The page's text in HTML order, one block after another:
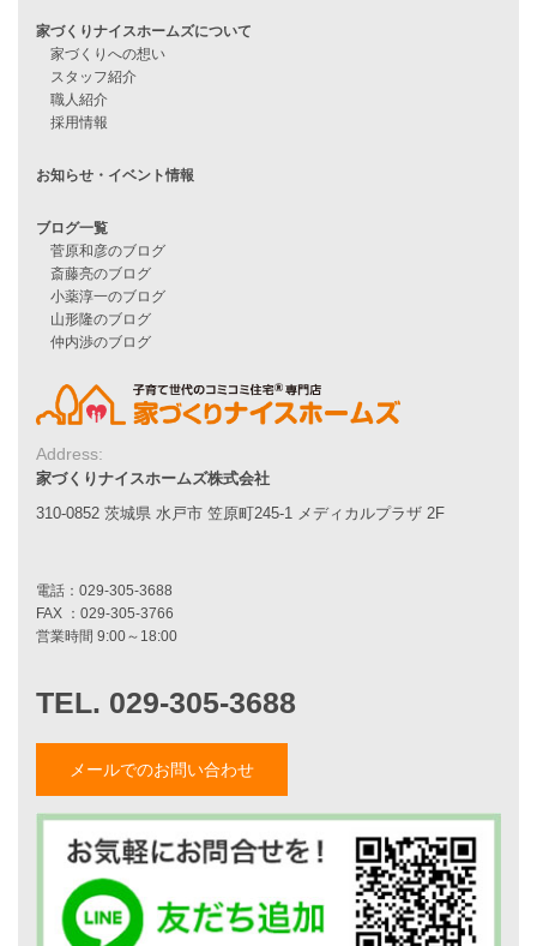
住宅ローンのよくある質問
月収25万円で家を建てる方法
Line Up
自由設計注文住宅
Smart2030
Sシリーズ
シンプルな平屋
家づくりナイスホームズの家づくり
エコハウス
家づくりの流れ
7つのポイント
アフターメンテナンス
平屋をお考えの方へ
二世帯住宅をお考えの方へ
施工事例一覧
家づくりストーリー
お客様の声
家づくりナイスホームズについて
スタッフ紹介
職人紹介
採用情報
お知らせ・イベント情報
Address:
家づくりナイスホームズ株式会社
310-0852 茨城県 水戸市 笠原町245-1 メディカルプラザ 2F
メールでのお問い合わせ